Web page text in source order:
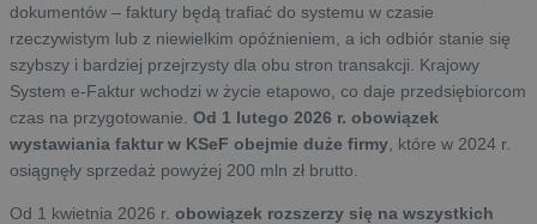
dokumentów – faktury będą trafiać do systemu w czasie
rzeczywistym lub z niewielkim opóźnieniem, a ich odbiór stanie się
szybszy i bardziej przejrzysty dla obu stron transakcji. Krajowy
System e-Faktur wchodzi w życie etapowo, co daje przedsiębiorcom
czas na przygotowanie. Od 1 lutego 2026 r. obowiązek
wystawiania faktur w KSeF obejmie duże firmy , które w 2024 r.
osiągnęły sprzedaż powyżej 200 mln zł brutto.
Od 1 kwietnia 2026 r. obowiązek rozszerzy się na wszystkich